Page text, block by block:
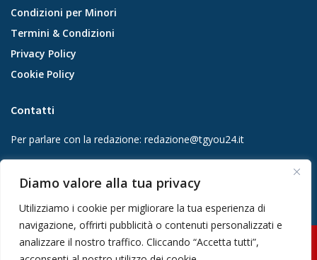
Diamo valore alla tua privacy
Utilizziamo i cookie per migliorare la tua esperienza di
navigazione, offrirti pubblicità o contenuti personalizzati e
analizzare il nostro traffico. Cliccando “Accetta tutti”,
Condizioni per Minori
Termini & Condizioni
Privacy Policy
Cookie Policy
Contatti
Per parlare con la redazione: redazione@tgyou24.it